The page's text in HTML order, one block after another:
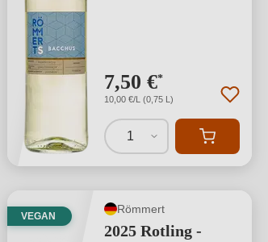
7,50 €*
10,00 €/L (0,75 L)
1
VEGAN
Römmert
2025 Rotling -